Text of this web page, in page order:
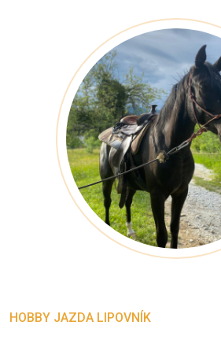
HOBBY JAZDA LIPOVNÍK